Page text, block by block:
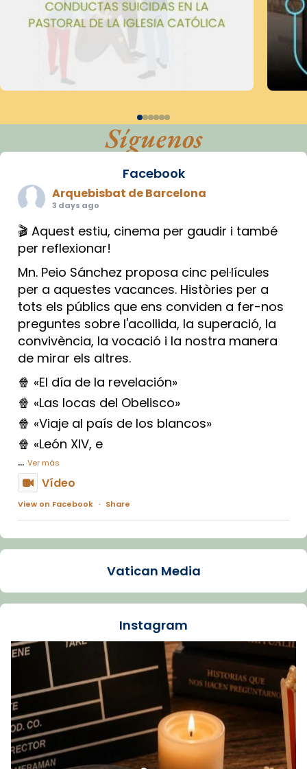
Síguenos
Facebook
Arquebisbat de Barcelona
3 days ago
🎬 Aquest estiu, cinema per gaudir i també
per reflexionar!
Mn. Peio Sánchez proposa cinc pel·lícules
per a aquestes vacances. Històries per a
tots els públics que ens conviden a fer-nos
preguntes sobre l'acollida, la superació, la
convivència, la vocació i la nostra manera
de mirar els altres.
🍿 «El día de la revelación»
🍿 «Las locas del Obelisco»
🍿 «Viaje al país de los blancos»
🍿 «León XIV, e
... Ver más
Vídeo
View on Facebook · Share
Arquebisbat de Barcelona
La Carmina va patir depressió. Fa gairebé
dos mesos, a l'Estadi Lluís Companys, la
Recupera l'entrevista comp
Vatican
tican News 👇
www.vaticannews.va/es/iglesia/news/2026-
07/carmina-historia-depresion-papa-viaje-
espana-testimoni...
Foto
Vatican Media
Instagram